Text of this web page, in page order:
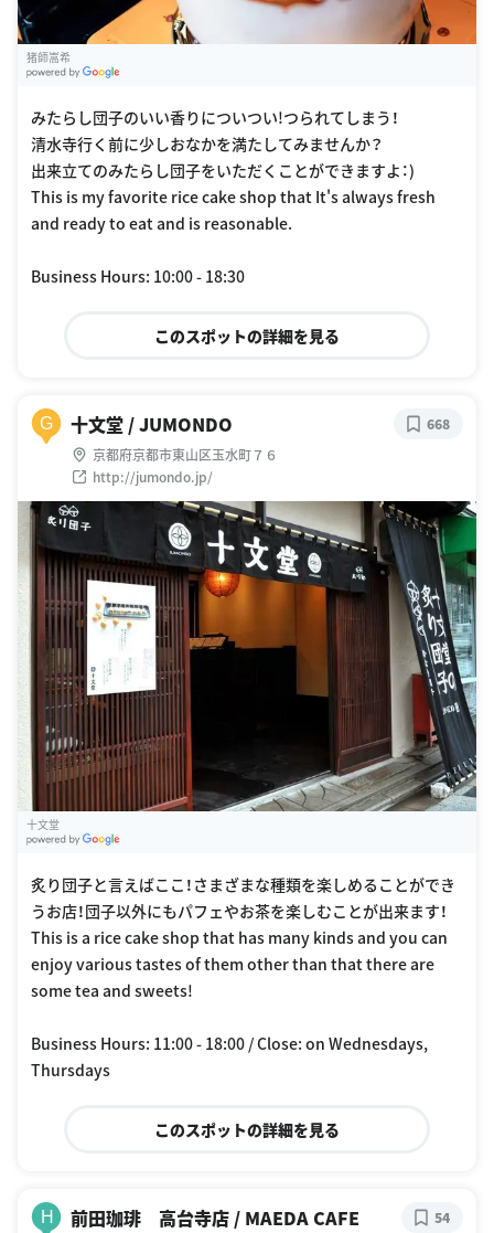
猪師嵩希
みたらし団子のいい香りについつい!つられてしまう！
清水寺行く前に少しおなかを満たしてみませんか？
出来立てのみたらし団子をいただくことができますよ：)
This is my favorite rice cake shop that It's always fresh
and ready to eat and is reasonable.
Business Hours: 10:00 - 18:30
このスポットの詳細を見る
G 十文堂 / JUMONDO
京都府京都市東山区玉水町７６
http://jumondo.jp/
668
十文堂
炙り団子と言えばここ！さまざまな種類を楽しめることができ
うお店！団子以外にもパフェやお茶を楽しむことが出来ます！
This is a rice cake shop that has many kinds and you can
enjoy various tastes of them other than that there are
some tea and sweets!
Business Hours: 11:00 - 18:00 / Close: on Wednesdays,
Thursdays
このスポットの詳細を見る
H
前田珈琲 高台寺店 / MAEDA CAFE
54